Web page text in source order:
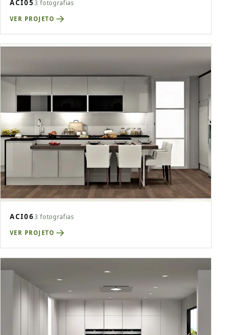
ACI05 3 fotografias
VER PROJETO
ACI06 3 fotografias
VER PROJETO